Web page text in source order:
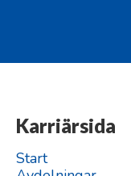
Karriärsida
Start